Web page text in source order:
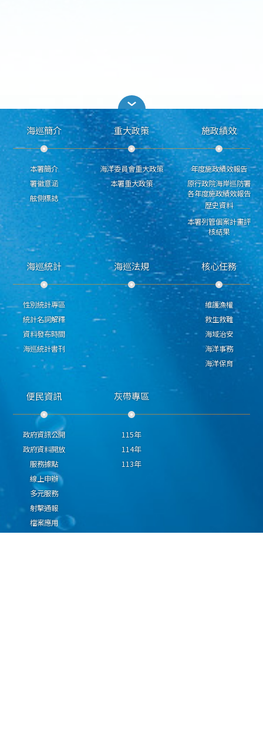
海巡簡介
本署簡介
署徽意涵
舷側標誌
重大政策
海洋委員會重大政策
本署重大政策
施政績效
年度施政績效報告
原行政院海岸巡防署
各年度施政績效報告
歷史資料
本署列管個案計畫評
核結果
海巡統計
性別統計專區
統計名詞解釋
資料發布時間
海巡統計書刊
海巡法規 核心任務
維護漁權
救生救難
海域治安
海洋事務
海洋保育
便民資訊
政府資訊公開
政府資料開放
服務據點
線上申辦
多元服務
射擊通報
檔案應用
灰帶專區
115年
114年
113年